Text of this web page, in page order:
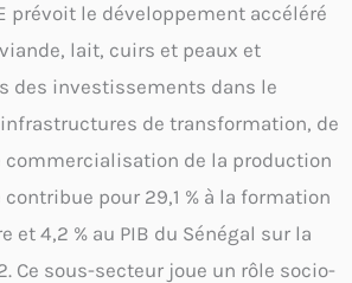
prévoit le développement accéléré
lait, cuirs et peaux et
des investissements dans le
de transformation, de
commercialisation de la production
contribue pour 29,1 % à la formation
et 4,2 % au PIB du Sénégal sur la
Ce sous-secteur joue un rôle socio-